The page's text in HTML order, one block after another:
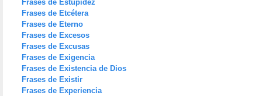
Frases de Estupidez
Frases de Etcétera
Frases de Eterno
Frases de Excesos
Frases de Excusas
Frases de Exigencia
Frases de Existencia de Dios
Frases de Existir
Frases de Experiencia